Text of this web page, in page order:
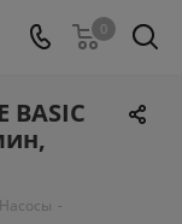
0
BASIC
Насосы -